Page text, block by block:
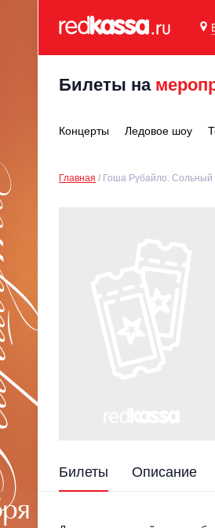
Билеты на
Концерты Ледовое шоу
Главная Гоша Рубайло. Сольный
Билеты Описание